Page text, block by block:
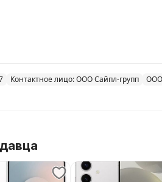
Контактное лицо: ООО Сайпл-групп
ООО